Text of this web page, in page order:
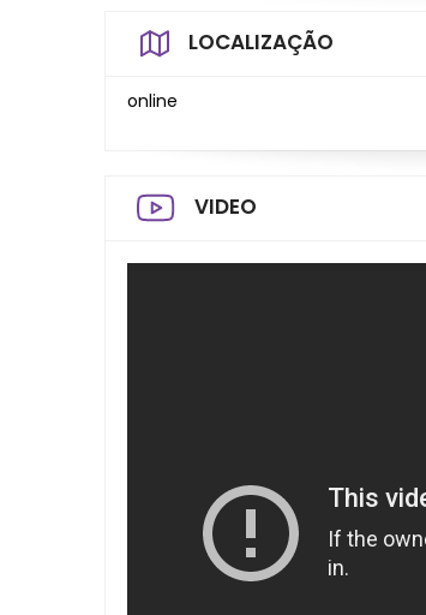
LOCALIZAÇÃO
online
VIDEO